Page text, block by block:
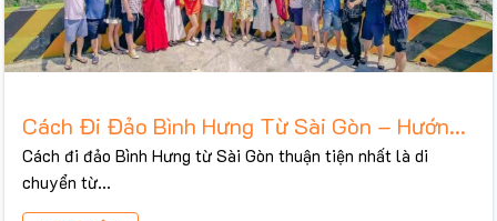
Cách Đi Đảo Bình Hưng Từ Sài Gòn – Hướng
Dẫn 3 Chặng Chi Tiết 2026
Cách đi đảo Bình Hưng từ Sài Gòn thuận tiện nhất là di
chuyển từ...